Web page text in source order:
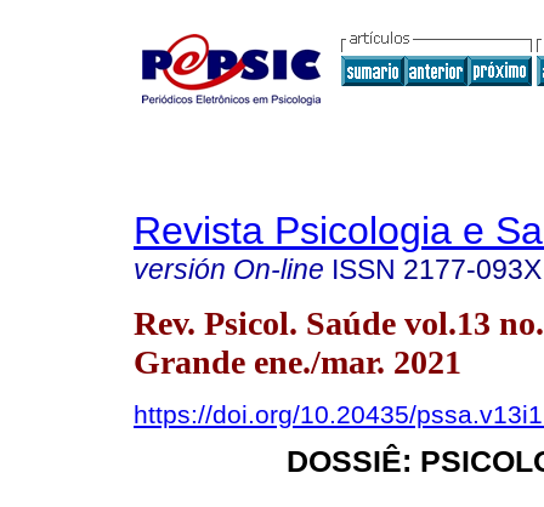
Revista Psicologia e
versión On-line ISSN 2177-093X
Rev. Psicol. Saúde vol.13
Grande ene./mar. 2021
https://doi.org/10.20435/
DOSSIÊ: